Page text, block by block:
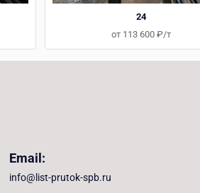
24
от 113 600 ₽/т
Email:
info@list-prutok-spb.ru